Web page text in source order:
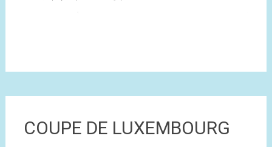
COUPE DE LUXEMBOURG